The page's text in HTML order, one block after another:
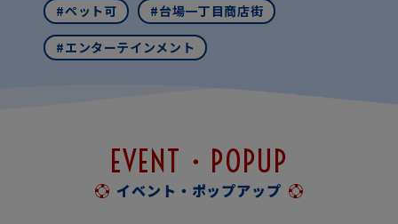
#ペット可 #台場一丁目商店街
#エンターテインメント
EVENT・POPUP
イベント・ポップアップ